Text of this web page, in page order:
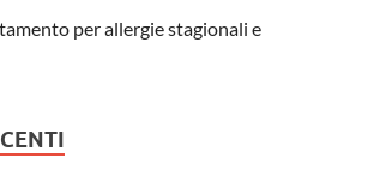
per allergie stagionali e